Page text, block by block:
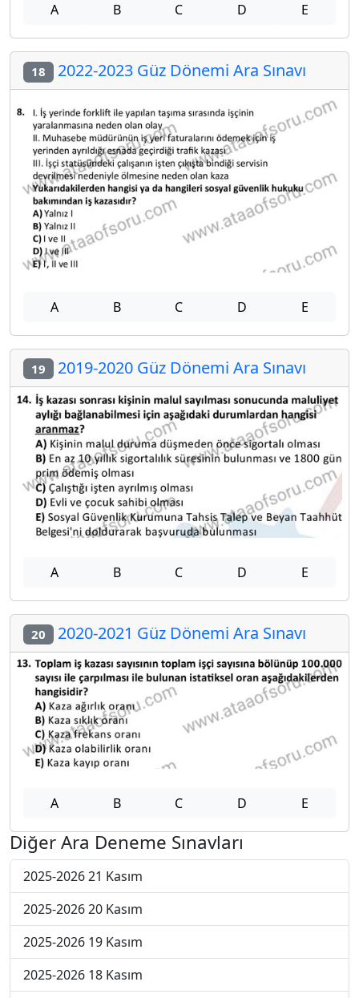
A B C D E
18 2022-2023 Güz Dönemi Ara Sınavı
A B C D E
19 2019-2020 Güz Dönemi Ara Sınavı
A B C D E
20 2020-2021 Güz Dönemi Ara Sınavı
A B C D E
Diğer Ara Deneme Sınavları
2025-2026 21 Kasım
2025-2026 20 Kasım
2025-2026 19 Kasım
2025-2026 18 Kasım